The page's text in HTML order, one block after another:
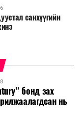
санхүүгийн
бонд зах
нь